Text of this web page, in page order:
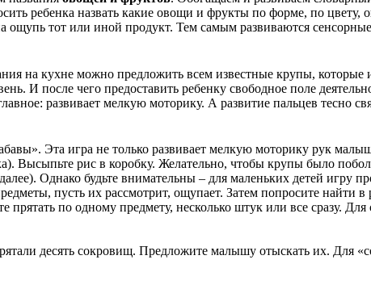
назвать какие овощи и фрукты по форме, по цвету,
ощупь тот или иной продукт. Тем самым развиваются
на кухне можно предложить всем известные крупы,
И после чего предоставить ребенку свободное поле
развивает мелкую моторику. А развитие пальцев тесно
Эта игра не только развивает мелкую моторику рук
Высыпьте рис в коробку. Желательно, чтобы крупы было
Однако будьте внимательны – для маленьких детей игру
пусть их рассмотрит, ощупает. Затем попросите
прятать по одному предмету, несколько штук или все сразу. Для
десять сокровищ. Предложите малышу отыскать их. Для